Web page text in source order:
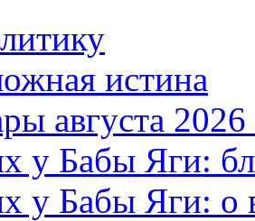
истина
августа 2026
у Бабы Яги:
у Бабы Яги: